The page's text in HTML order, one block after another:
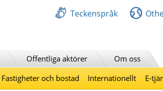
Teckenspråk
Offentliga aktörer
Om oss
Fastigheter och bostad Internationellt E-